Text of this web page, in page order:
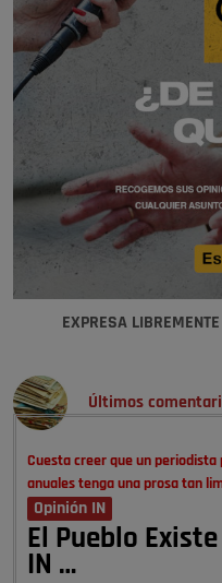
EXPRESA
Últimos
Cuesta creer que un periodista
anuales tenga una prosa tan
Opinión IN
El Pueblo
IN …